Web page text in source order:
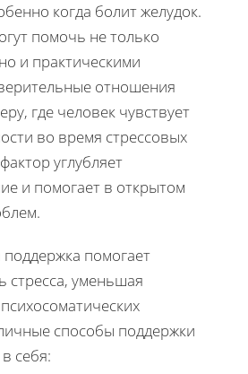
когда болит желудок.
помочь не только
и практическими
отношения
где человек чувствует
во время стрессовых
углубляет
и помогает в открытом
помогает
стресса, уменьшая
способы поддержки
себя: